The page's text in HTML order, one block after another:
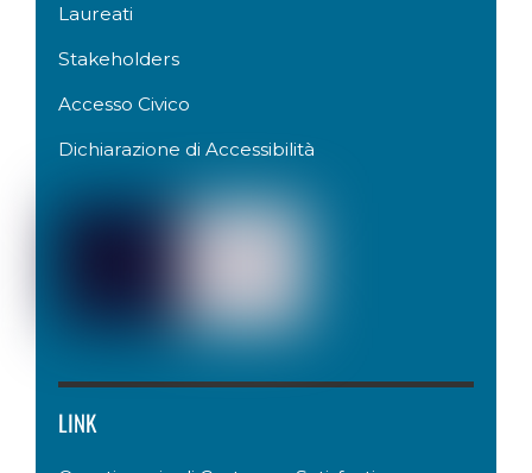
Laureati
Stakeholders
Accesso Civico
Dichiarazione di Accessibilità
LINK